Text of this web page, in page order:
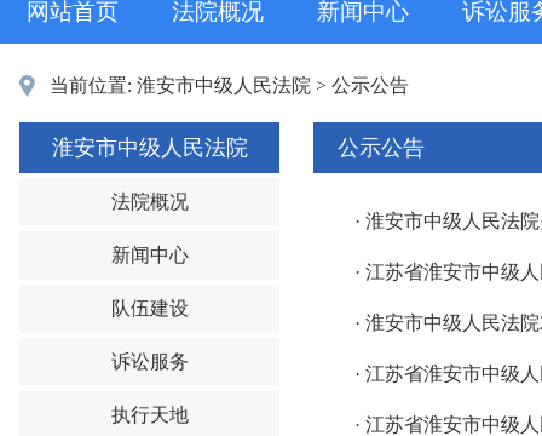
网站首页 法院概况 新闻中心 诉讼服
当前位置: 淮安市中级人民法院 > 公示公告
淮安市中级人民法院
法院概况
新闻中心
队伍建设
诉讼服务
执行天地
公示公告
· 淮安市中级人民法
· 江苏省淮安市中级
· 淮安市中级人民法
· 江苏省淮安市中级
· 江苏省淮安市中级